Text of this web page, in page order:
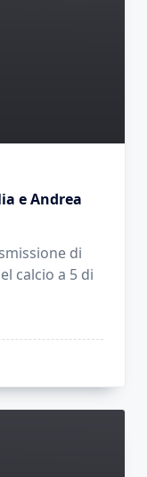
e Andrea
di
calcio a 5 di